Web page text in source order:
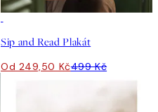
Sip and Read Plakát
Od 249,50 Kč499 Kč